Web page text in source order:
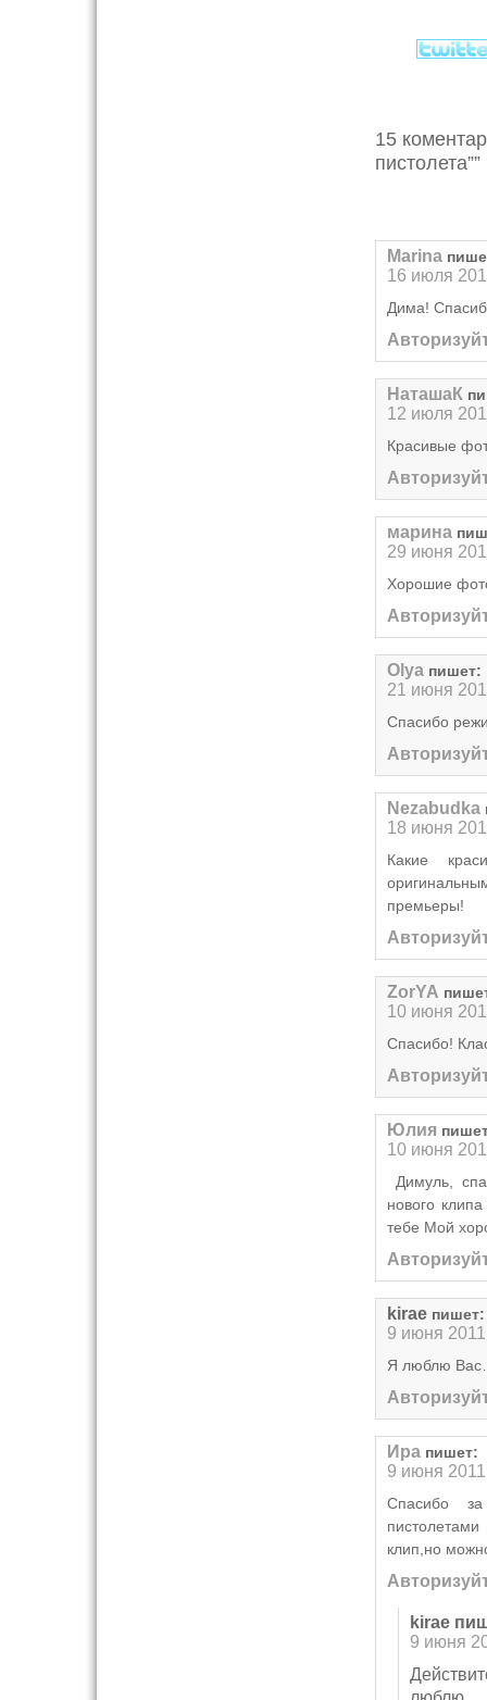
15
пистолета””
Marina
16 июля
Дима!
НаташаК
12 июля
Красивые
марина
29 июня
Хорошие
Olya пишет:
21 июня
Спасибо
Nezabudka
18 июня
Какие
премьеры!
ZorYA
10 июня
Спасибо!
Юлия
10 июня
Димуль,
нового
тебе Мой
kirae пишет:
9 июня
Я люблю
Ира пишет:
9 июня
Спасибо
клип,но
kirae
9 июня